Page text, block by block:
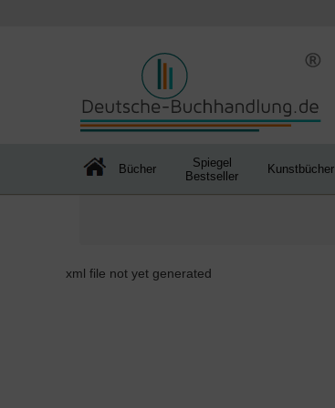
Bücher
Spiegel
Bestseller
Kunstbücher
xml file not yet generated